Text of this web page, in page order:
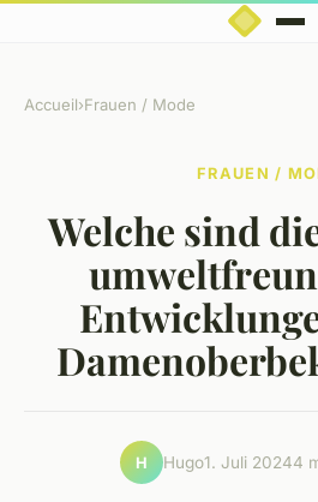
Accueil›Frauen / Mode
FRAUEN /
Welche sind
H Hugo1. Juli 20244